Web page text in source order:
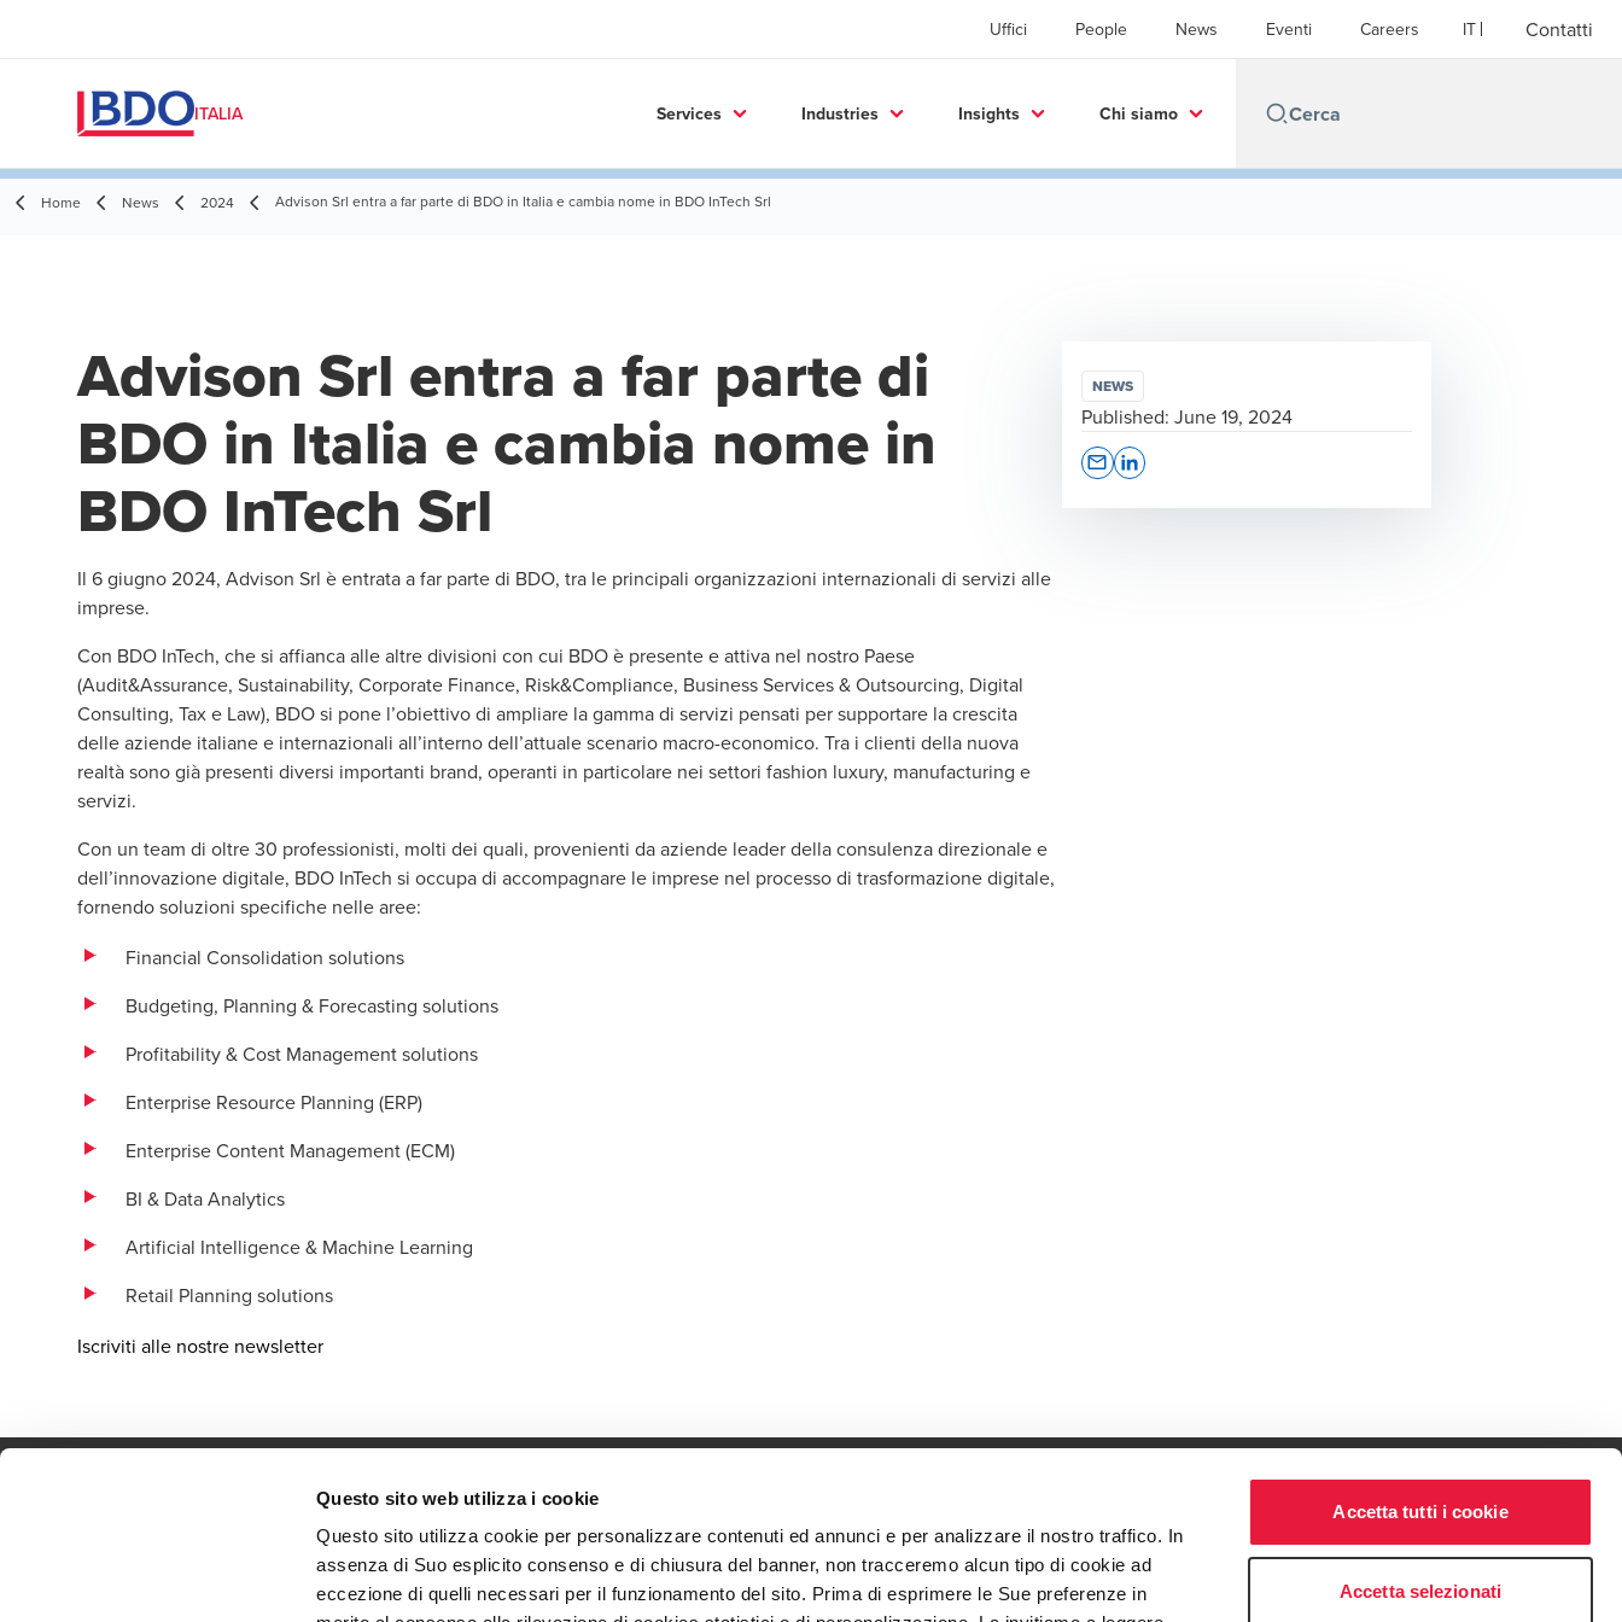
Questo sito web utilizza i cookie
Questo sito utilizza cookie per personalizzare contenuti ed annunci e per analizzare il nostro traffico. In
assenza di Suo esplicito consenso e di chiusura del banner, non tracceremo alcun tipo di cookie ad
eccezione di quelli necessari per il funzionamento del sito. Prima di esprimere le Sue preferenze in
Accetta tutti i cookie
Accetta selezionati
Uffici People News Eventi Careers IT Contatti
ITALIA Services Industries Insights Chi siamo
Home News 2024 Advison Srl entra a far parte di BDO in Italia e cambia nome in BDO InTech Srl
Advison Srl entra a far parte di
BDO in Italia e cambia nome in
BDO InTech Srl
Il 6 giugno 2024, Advison Srl è entrata a far parte di BDO, tra le principali organizzazioni internazionali di servizi alle
imprese.
Con BDO InTech, che si affianca alle altre divisioni con cui BDO è presente e attiva nel nostro Paese
(Audit&Assurance, Sustainability, Corporate Finance, Risk&Compliance, Business Services & Outsourcing, Digital
Consulting, Tax e Law), BDO si pone l’obiettivo di ampliare la gamma di servizi pensati per supportare la crescita
delle aziende italiane e internazionali all’interno dell’attuale scenario macro-economico. Tra i clienti della nuova
realtà sono già presenti diversi importanti brand, operanti in particolare nei settori fashion luxury, manufacturing e
servizi.
Con un team di oltre 30 professionisti, molti dei quali, provenienti da aziende leader della consulenza direzionale e
dell’innovazione digitale, BDO InTech si occupa di accompagnare le imprese nel processo di trasformazione digitale,
fornendo soluzioni specifiche nelle aree:
Financial Consolidation solutions
Budgeting, Planning & Forecasting solutions
Profitability & Cost Management solutions
Enterprise Resource Planning (ERP)
Enterprise Content Management (ECM)
BI & Data Analytics
Artificial Intelligence & Machine Learning
Retail Planning solutions
Iscriviti alle nostre newsletter
NEWS
Published: June 19, 2024
Uffici
Legal and Privacy
Iscriviti alle nostre newsletter
Global solutions. Driven to be the best.
At BDO, we believe exceptional client service begins with building exceptional relationships.